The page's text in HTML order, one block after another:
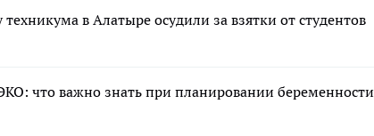
в Алатыре осудили за взятки от студентов
что важно знать при планировании беременности